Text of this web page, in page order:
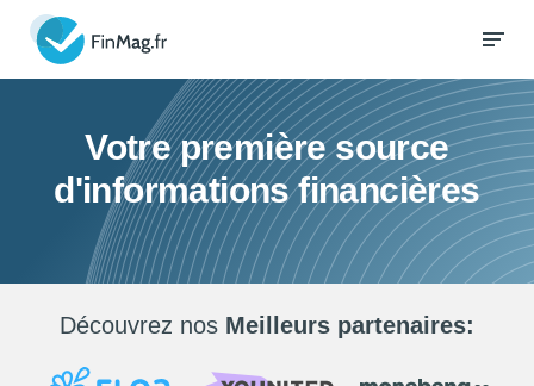
Votre première source
d'informations financières
Découvrez nos Meilleurs partenaires: